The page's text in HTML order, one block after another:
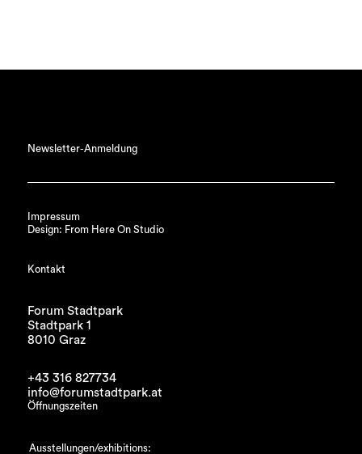
Newsletter-Anmeldung
Impressum
Design: From Here On Studio
Kontakt
Forum Stadtpark
Stadtpark 1
8010 Graz
+43 316 827734
info@forumstadtpark.at
Öffnungszeiten
Ausstellungen/exhibitions: